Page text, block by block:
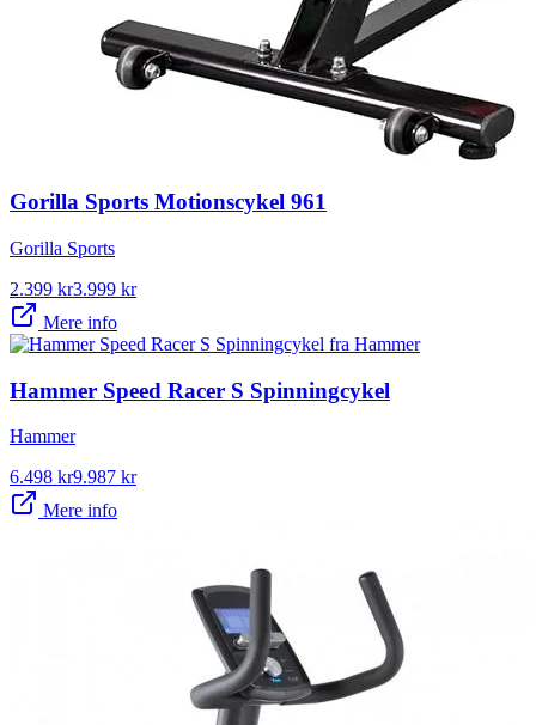
Gorilla Sports Motionscykel 961
Gorilla Sports
2.399 kr3.999 kr
Mere info
Hammer Speed Racer S Spinningcykel
Hammer
6.498 kr9.987 kr
Mere info